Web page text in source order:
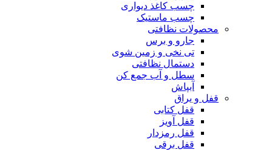
چسب کاغذ دیواری
چسب ماستیک
محصولات نظافتی
جارو و برس
تی نخی و زمین شوی
دستمال نظافتی
سطل و آب جمع کن
آبپاش
قفل و یراق
قفل کتابی
قفل آویز
قفل رمزدار
قفل برقی